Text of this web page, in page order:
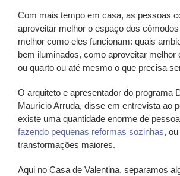
Com mais tempo em casa, as pessoas
aproveitar melhor o espaço dos
melhor como eles funcionam: quais
bem iluminados, como aproveitar melhor
ou quarto ou até mesmo o que precisa
O arquiteto e apresentador do programa
Maurício Arruda, disse em entrevista ao
existe uma quantidade enorme de
fazendo pequenas reformas sozinhas,
transformações maiores.
Aqui no Casa de Valentina, separamos